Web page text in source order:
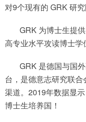
对9个现有的 GRK 研究
GRK 为博士生提
高专业水平攻读博士学
GRK 是德国与国
台，是德意志研究联
渠道。2019年数据显
博士生培养国！